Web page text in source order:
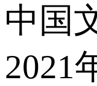
中国
2021